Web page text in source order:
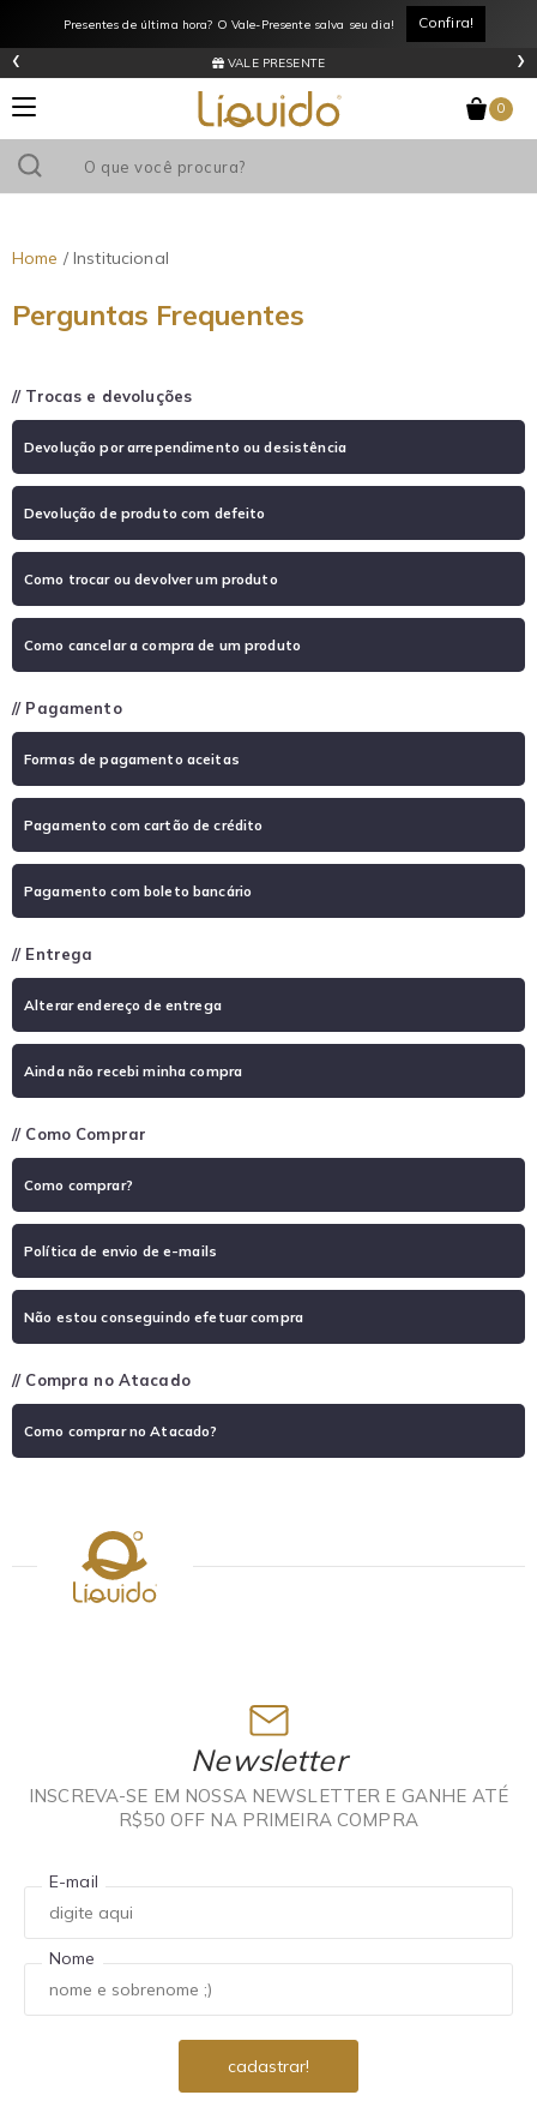
Presentes de última hora? O Vale-Presente salva seu dia! Confira!
VALE PRESENTE
‹ ›
0
Home / Institucional
Perguntas Frequentes
// Trocas e devoluções
Devolução por arrependimento ou desistência
Devolução de produto com defeito
Como trocar ou devolver um produto
Como cancelar a compra de um produto
// Pagamento
Formas de pagamento aceitas
Pagamento com cartão de crédito
Pagamento com boleto bancário
// Entrega
Alterar endereço de entrega
Ainda não recebi minha compra
// Como Comprar
Como comprar?
Política de envio de e-mails
Não estou conseguindo efetuar compra
// Compra no Atacado
Como comprar no Atacado?
Newsletter
INSCREVA-SE EM NOSSA NEWSLETTER E GANHE ATÉ
R$50 OFF NA PRIMEIRA COMPRA
E-mail
Nome